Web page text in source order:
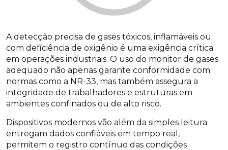
A detecção precisa de gases tóxicos, inflamáveis ou
com deficiência de oxigênio é uma exigência crítica
em operações industriais. O uso do monitor de gases
adequado não apenas garante conformidade com
normas como a NR-33, mas também assegura a
integridade de trabalhadores e estruturas em
ambientes confinados ou de alto risco.
Dispositivos modernos vão além da simples leitura:
entregam dados confiáveis em tempo real,
permitem o registro contínuo das condições